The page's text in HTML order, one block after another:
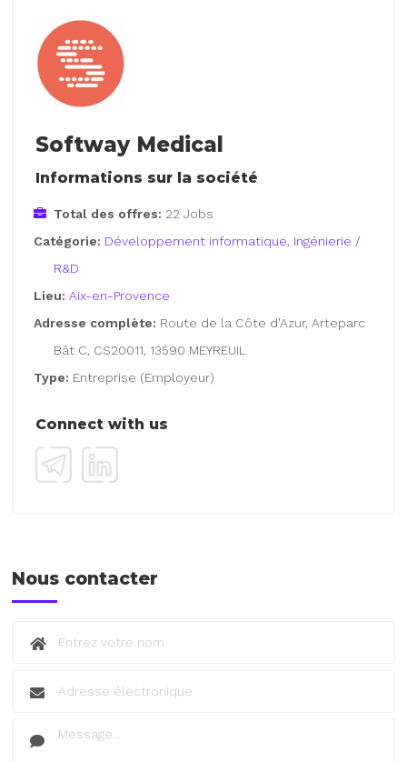
Softway Medical
Informations sur la société
Total des offres: 22 Jobs
Catégorie: Développement informatique Ingénierie /
R&D
Lieu:Aix-en-Provence
Adresse complète: Route de la Côte d'Azur, Arteparc
Bât C, CS20011, 13590 MEYREUIL
Type: Entreprise (Employeur)
Connect with us
Nous contacter